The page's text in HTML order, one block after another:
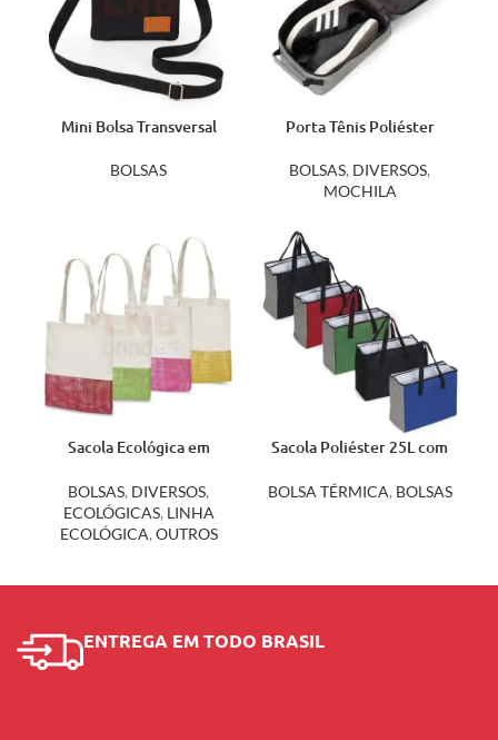
Mini Bolsa Transversal
BOLSAS
Porta Tênis Poliéster
BOLSAS, DIVERSOS,
MOCHILA
Sacola Ecológica em
BOLSAS, DIVERSOS,
ECOLÓGICAS, LINHA
ECOLÓGICA, OUTROS
Sacola Poliéster 25L com
BOLSA TÉRMICA, BOLSAS
ENTREGA EM TODO BRASIL